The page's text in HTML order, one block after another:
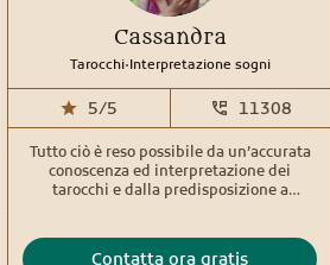
Cassandra
Tarocchi.Interpretazione sogni
5/5 11308
Tutto ciò è reso possibile da un’accurata
conoscenza ed interpretazione dei
tarocchi e dalla predisposizione a
Contatta ora gratis